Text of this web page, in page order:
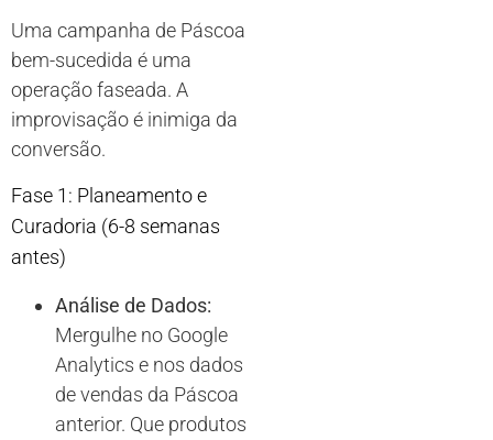
Uma campanha de Páscoa
bem-sucedida é uma
operação faseada. A
improvisação é inimiga da
conversão.
Fase 1: Planeamento e
Curadoria (6-8 semanas
antes)
Análise de Dados:
Mergulhe no Google
Analytics e nos dados
de vendas da Páscoa
anterior. Que produtos